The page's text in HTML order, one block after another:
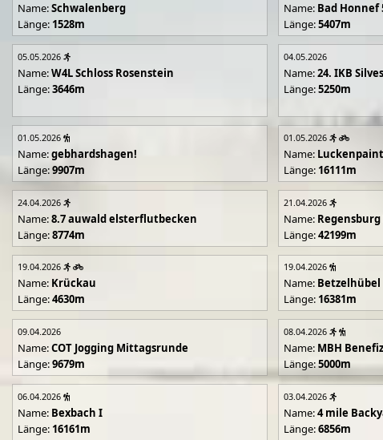
Name:Schwalenberg
Länge: 1528m
Name: Bad Honnef
Länge:5407m
05.05.2026
Name:W4L Schloss Rosenstein
Länge:3646m
04.05.2026
Name:24. IKB
Länge:5250m
01.05.2026
Name:gebhardshagen!
Länge:9907m
01.05.2026
Name: Luckenpaint
Länge: 16111m
24.04.2026
Name:8.7 auwald elsterflutbecken
Länge:8774m
21.04.2026
Name:
Länge:42199m
19.04.2026
Name: Krückau
Länge:4630m
19.04.2026
Name: Betzelhübel
Länge: 16381m
09.04.2026
Name:COT Jogging Mittagsrunde
Länge:9679m
08.04.2026
Name: MBH
Länge:5000m
06.04.2026
Name: Bexbach I
Länge: 16161m
03.04.2026
Name:4 mile
Länge:6856m